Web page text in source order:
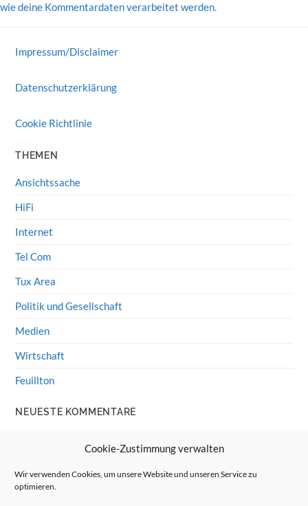
Cookie-Zustimmung verwalten
Wir verwenden Cookies, um unsere Website und unseren Service zu
optimieren.
wie deine Kommentardaten verarbeitet werden.
Impressum/Disclaimer
Datenschutzerklärung
Cookie Richtlinie
THEMEN
Ansichtssache
HiFi
Internet
Tel Com
Tux Area
Politik und Gesellschaft
Medien
Wirtschaft
Feuillton
NEUESTE KOMMENTARE
Wolff von Rechenberg